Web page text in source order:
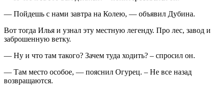
— Пойдешь с нами завтра на Колею, — объявил Дубина.
Вот тогда Илья и узнал эту местную легенду. Про лес, завод и
заброшенную ветку.
— Ну и что там такого? Зачем туда ходить? – спросил он.
— Там место особое, — пояснил Огурец. – Не все назад
возвращаются.